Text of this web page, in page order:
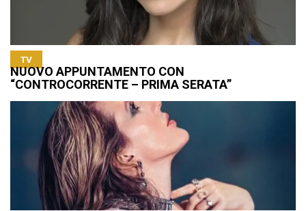
TV
NUOVO APPUNTAMENTO CON
“CONTROCORRENTE – PRIMA SERATA”